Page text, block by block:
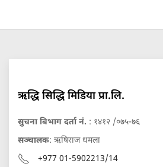
ऋद्धि सिद्धि मिडिया प्रा.लि.
सुचना बिभाग दर्ता नं. : १४१२ /०७५-७६
सञ्चालक: ऋषिराज धमला
+977 01-5902213/14